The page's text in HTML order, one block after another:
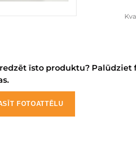
īsto produktu? Palūdziet
FOTOATTĒLU